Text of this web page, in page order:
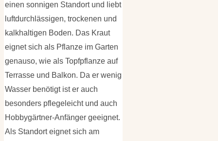
einen sonnigen Standort und liebt
luftdurchlässigen, trockenen und
kalkhaltigen Boden. Das Kraut
eignet sich als Pflanze im Garten
genauso, wie als Topfpflanze auf
Terrasse und Balkon. Da er wenig
Wasser benötigt ist er auch
besonders pflegeleicht und auch
Hobbygärtner-Anfänger geeignet.
Als Standort eignet sich am